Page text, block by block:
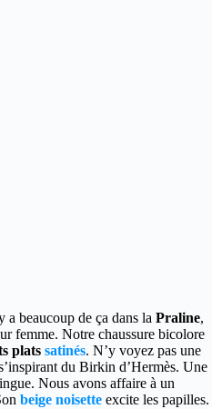
beaucoup de ça dans la Praline,
femme. Notre chaussure bicolore
plats satinés. N’y voyez pas une
du Birkin d’Hermès. Une
Nous avons affaire à un
beige noisette excite les papilles.